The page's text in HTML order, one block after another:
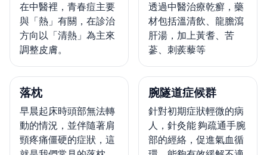
在中醫裡，青春痘主要
與「熱」有關，在診治
方向以「清熱」為主來
調整皮膚。
透過中醫治療乾癬，藥
材包括溫清飲、龍膽瀉
肝湯，加上黃耆、苦
蔘、刺蒺藜等
落枕
早晨起床時頭部無法轉
動的情況，並伴隨著肩
頸疼痛僵硬的症狀，這
腕隧道症候群
針對初期症狀輕微的病
人，針灸能 夠疏通手腕
部的經絡，促進氣血循